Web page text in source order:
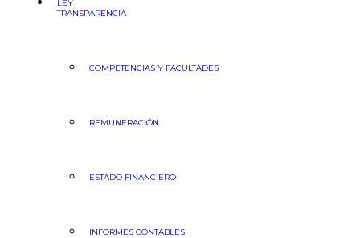
LEY
TRANSPARENCIA
COMPETENCIAS Y FACULTADES
REMUNERACIÓN
ESTADO FINANCIERO
INFORMES CONTABLES